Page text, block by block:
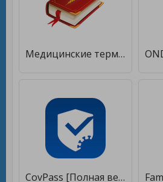
Медицинские термины (Free) [Полная версия]
CovPass [Полная версия]